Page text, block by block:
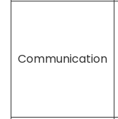
Communication